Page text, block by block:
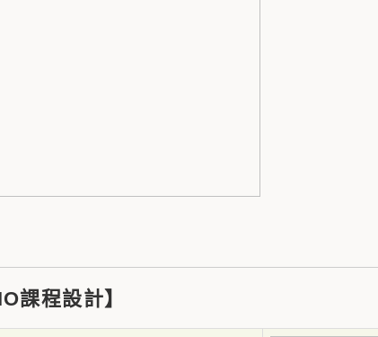
課程設計】